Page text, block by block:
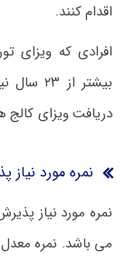
اقدام کنند.
افرادی که ویزای
بیشتر
دریافت ویزای کالج
نمره مورد نیاز
نمره مورد نیاز
می باشد. نمره